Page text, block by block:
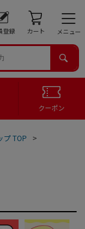
登録 カート メニュー
クーポン
プ TOP
>